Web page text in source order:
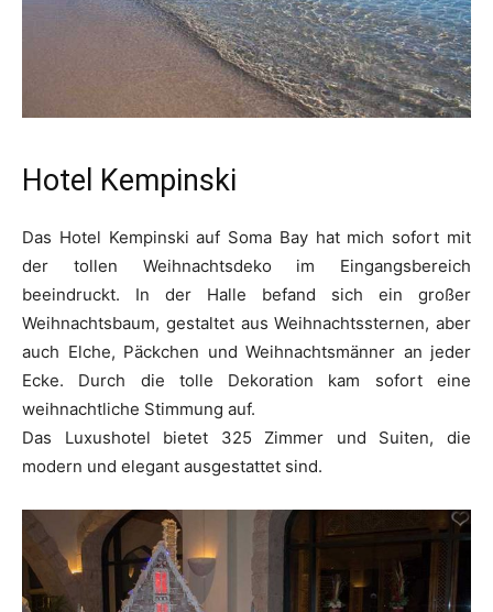
Hotel Kempinski
Das Hotel Kempinski auf Soma Bay hat mich sofort mit
der tollen Weihnachtsdeko im Eingangsbereich
beeindruckt. In der Halle befand sich ein großer
Weihnachtsbaum, gestaltet aus Weihnachtssternen, aber
auch Elche, Päckchen und Weihnachtsmänner an jeder
Ecke. Durch die tolle Dekoration kam sofort eine
weihnachtliche Stimmung auf.
Das Luxushotel bietet 325 Zimmer und Suiten, die
modern und elegant ausgestattet sind.